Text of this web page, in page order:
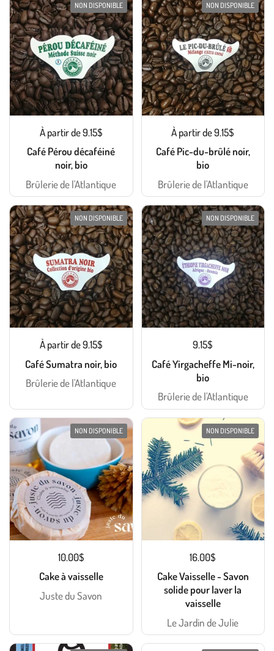
À partir de 9.15$
Café Pérou décaféiné
noir, bio
Brûlerie de l'Atlantique
NON DISPONIBLE
À partir de 9.15$
Café Pic-du-brûlé noir,
bio
Brûlerie de l'Atlantique
NON DISPONIBLE
À partir de 9.15$
Café Sumatra noir, bio
Brûlerie de l'Atlantique
NON DISPONIBLE
9.15$
Café Yirgacheffe Mi-noir,
bio
Brûlerie de l'Atlantique
NON DISPONIBLE
10.00$
Cake à vaisselle
Juste du Savon
NON DISPONIBLE
16.00$
Cake Vaisselle - Savon
solide pour laver la
vaisselle
Le Jardin de Julie
NON DISPONIBLE